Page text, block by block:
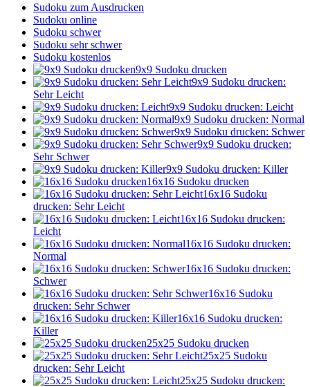
Sudoku zum Ausdrucken
Sudoku online
Sudoku schwer
Sudoku sehr schwer
Sudoku kostenlos
9x9 Sudoku drucken
9x9 Sudoku drucken:
Sehr Leicht
9x9 Sudoku drucken: Leicht
9x9 Sudoku drucken: Normal
9x9 Sudoku drucken: Schwer
9x9 Sudoku drucken:
Sehr Schwer
9x9 Sudoku drucken: Killer
16x16 Sudoku drucken
16x16 Sudoku
drucken: Sehr Leicht
16x16 Sudoku drucken:
Leicht
16x16 Sudoku drucken:
Normal
16x16 Sudoku drucken:
Schwer
16x16 Sudoku
drucken: Sehr Schwer
16x16 Sudoku drucken:
Killer
25x25 Sudoku drucken
25x25 Sudoku
drucken: Sehr Leicht
25x25 Sudoku drucken: